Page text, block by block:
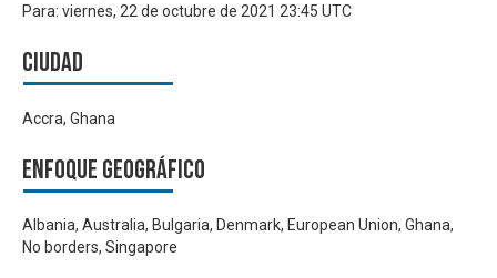
Para: viernes, 22 de octubre de 2021 23:45 UTC
Ciudad
Accra, Ghana
Enfoque geográfico
Albania, Australia, Bulgaria, Denmark, European Union, Ghana,
No borders, Singapore